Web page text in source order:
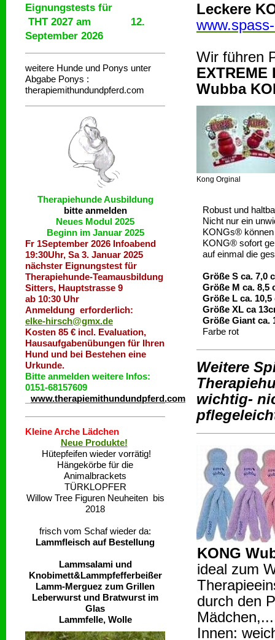
Eignungstests für
THT 2027 am 12.
September 2026
weitere Hunde und Ponys unter
Abgabe Ponys :
therapiemithundundpferd.com
Therapiehunde Ausbildung
bitte anmelden
Neues Modul 2025
Beginn im Januar 2025
Fr 1September 2026 Infoabend
19:30Uhr, Sa 3. Januar 2025
nächster Eignungstest für
Therapiehunde-Teamausbildung
Sitters, Hauptstrasse 9
ab 10:30 Uhr
Anmeldung erforderlich:
elke-hirsch@gmx.de
Kosten 85 € incl. Evaluation,
Hausaufgabenübungen für Ihren
Hund und bei Bestehen eine
Urkunde.
Bitte anmelden weitere Infos:
0151-68157609
www.therapiemithundundpferd.com
Kleine Arche Lädchen
Neue Produkte!
Hütepfeifen wieder vorrätig!
Hängekörbe für die
Animalbrackets
TÜRKLOPFER
Willow Tree Figuren Neuheiten bis
2018
frisch vom Schaf wieder da:
Lammfleisch auf Bestellung
Lammsalami und
Knobimett&Lammpfefferbeißer
Lamm-Merguez zum Grillen
Leberwurst und Bratwurst im
Glas
Lammfelle, Wolle
Leckere
Wir führen
Wubba
Kong Orginal
Robust und
Nicht nur ein
KONGs® können
KONG® sofort
auf einmal die
Größe S ca. 7,0
Größe M ca. 8,5
Größe L ca.
Größe XL ca
Größe Giant ca.
Farbe rot
Weitere
wichtig-
KONG
ideal zum
durch den
Mädchen,...
Innen: